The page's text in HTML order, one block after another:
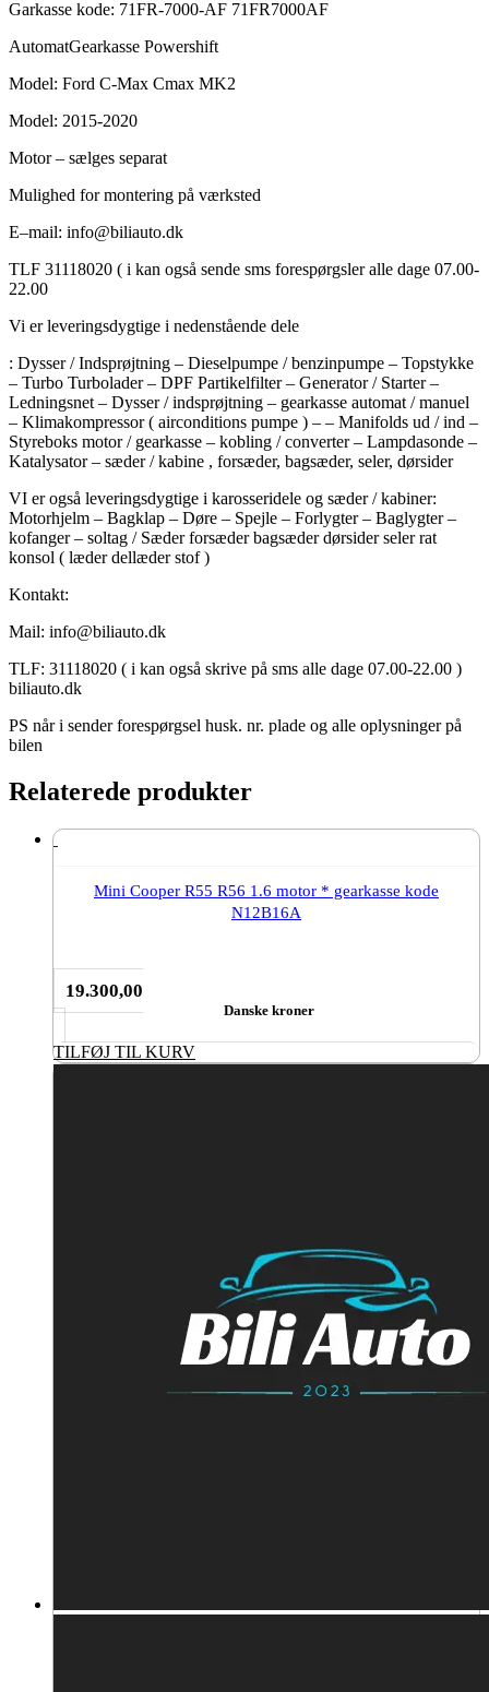
Garkasse kode: 71FR-7000-AF 71FR7000AF
AutomatGearkasse Powershift
Model: Ford C-Max Cmax MK2
Model: 2015-2020
Motor – sælges separat
Mulighed for montering på værksted
E–mail: info@biliauto.dk
TLF 31118020 ( i kan også sende sms forespørgsler alle dage 07.00-
22.00
Vi er leveringsdygtige i nedenstående dele
: Dysser / Indsprøjtning – Dieselpumpe / benzinpumpe – Topstykke
– Turbo Turbolader – DPF Partikelfilter – Generator / Starter –
Ledningsnet – Dysser / indsprøjtning – gearkasse automat / manuel
– Klimakompressor ( airconditions pumpe ) – – Manifolds ud / ind –
Styreboks motor / gearkasse – kobling / converter – Lampdasonde –
Katalysator – sæder / kabine , forsæder, bagsæder, seler, dørsider
VI er også leveringsdygtige i karosseridele og sæder / kabiner:
Motorhjelm – Bagklap – Døre – Spejle – Forlygter – Baglygter –
kofanger – soltag / Sæder forsæder bagsæder dørsider seler rat
konsol ( læder dellæder stof )
Kontakt:
Mail: info@biliauto.dk
TLF: 31118020 ( i kan også skrive på sms alle dage 07.00-22.00 )
biliauto.dk
PS når i sender forespørgsel husk. nr. plade og alle oplysninger på
bilen
Relaterede produkter
Mini Cooper R55 R56 1.6 motor * gearkasse kode
N12B16A
19.300,00
Danske kroner
TILFØJ TIL KURV